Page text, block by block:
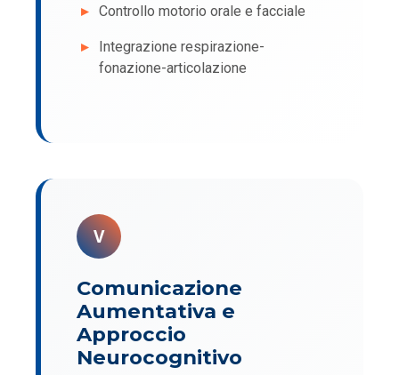
Controllo motorio orale e facciale
Integrazione respirazione-
fonazione-articolazione
V
Comunicazione
Aumentativa e
Approccio
Neurocognitivo